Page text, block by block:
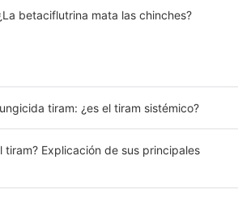
betaciflutrina mata las chinches?
tiram: ¿es el tiram sistémico?
tiram? Explicación de sus principales